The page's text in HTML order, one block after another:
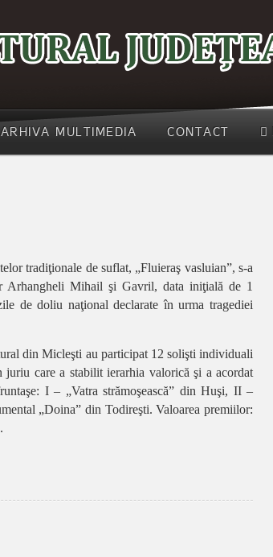
ARHIVA MULTIMEDIA CONTACT
tradiţionale de suflat, „Fluieraş vasluian”, s-a
Arhangheli Mihail şi Gavril, data iniţială de 1
de doliu naţional declarate în urma tragediei
din Micleşti au participat 12 solişti individuali
care a stabilit ierarhia valorică şi a acordat
I – „Vatra strămoşească” din Huşi, II –
„Doina” din Todireşti. Valoarea premiilor: